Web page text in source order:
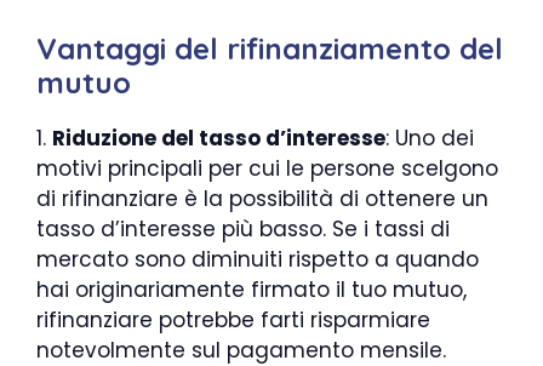
Vantaggi del rifinanziamento del
mutuo
1. Riduzione del tasso d’interesse: Uno dei
motivi principali per cui le persone scelgono
di rifinanziare è la possibilità di ottenere un
tasso d’interesse più basso. Se i tassi di
mercato sono diminuiti rispetto a quando
hai originariamente firmato il tuo mutuo,
rifinanziare potrebbe farti risparmiare
notevolmente sul pagamento mensile.